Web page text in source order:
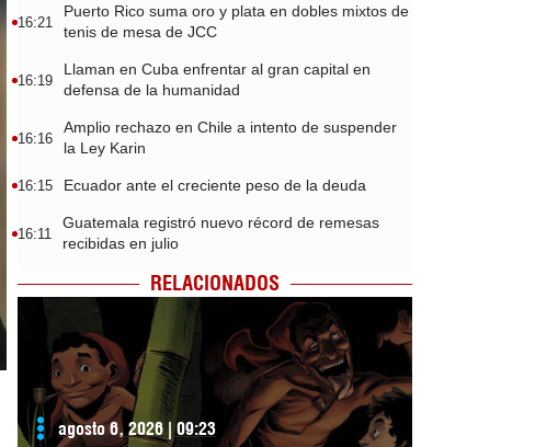
16:21
Puerto Rico suma oro y plata en dobles mixtos de
tenis de mesa de JCC
16:19
Llaman en Cuba enfrentar al gran capital en
defensa de la humanidad
16:16
Amplio rechazo en Chile a intento de suspender
la Ley Karin
16:15 Ecuador ante el creciente peso de la deuda
16:11
Guatemala registró nuevo récord de remesas
recibidas en julio
RELACIONADOS
agosto 6, 2026 | 09:23